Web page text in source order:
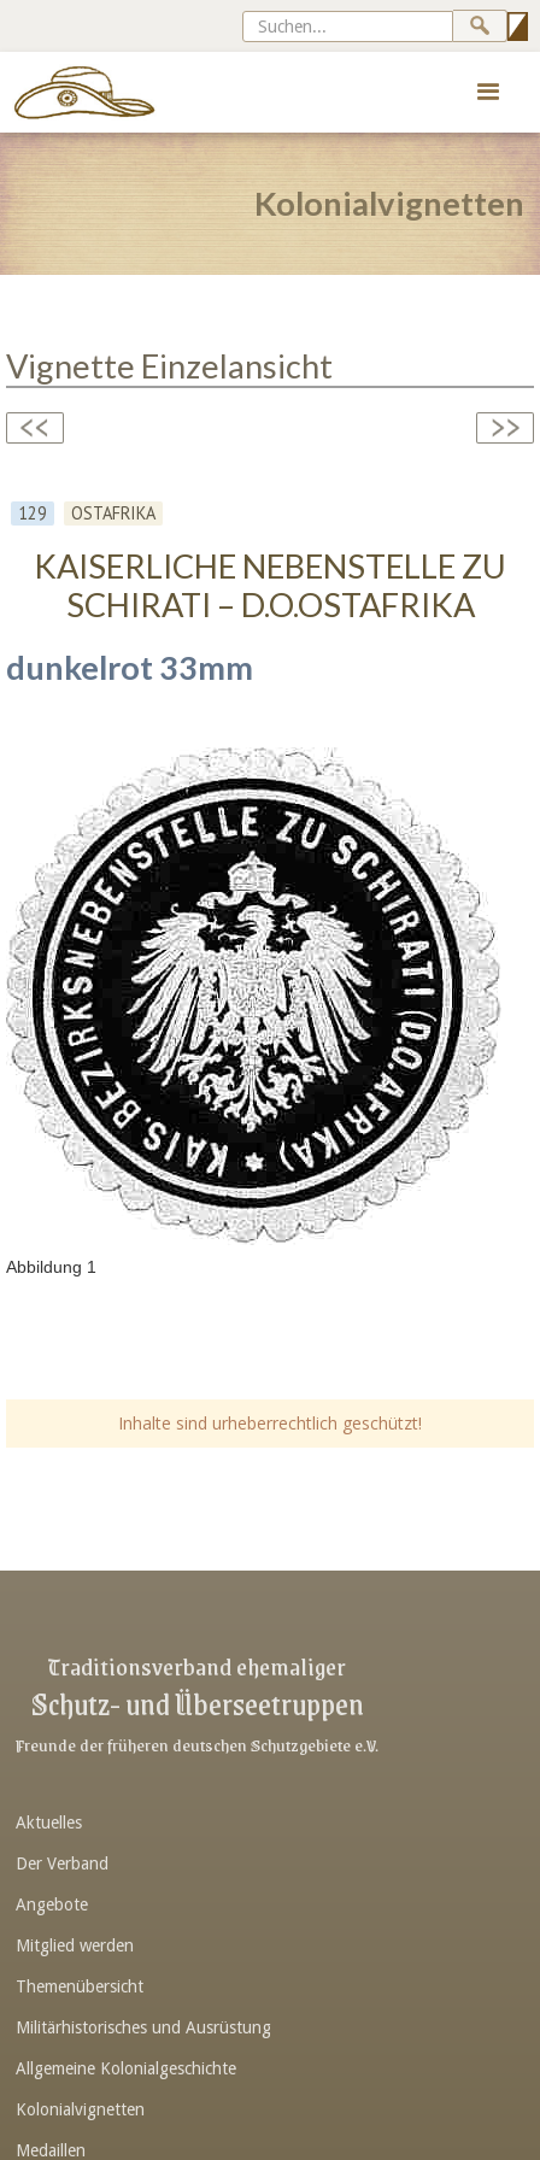
Kolonialvignetten
Vignette Einzelansicht
129 OSTAFRIKA
KAISERLICHE NEBENSTELLE ZU
SCHIRATI – D.O.OSTAFRIKA
dunkelrot 33mm
Abbildung 1
Inhalte sind urheberrechtlich geschützt!
Link-v-z
Link-v-z
Link-v-z
Link-v-z
Link-v-z
Link-v-z
Link-v-z
Link-v-z
Traditionsverband ehemaliger
Schutz- und Überseetruppen
Freunde der früheren deutschen Schutzgebiete e.V.
Aktuelles
Der Verband
Angebote
Mitglied werden
Themenübersicht
Militärhistorisches und Ausrüstung
Allgemeine Kolonialgeschichte
Kolonialvignetten
Medaillen